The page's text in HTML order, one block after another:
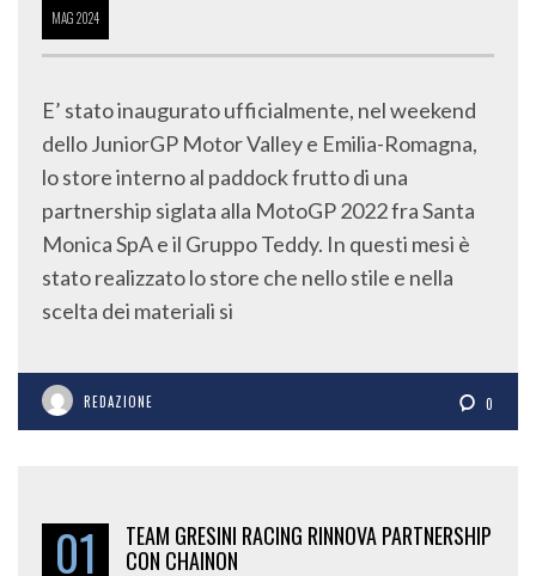
MAG2024
E’ stato inaugurato ufficialmente, nel weekend
dello JuniorGP Motor Valley e Emilia-Romagna,
lo store interno al paddock frutto di una
partnership siglata alla MotoGP 2022 fra Santa
Monica SpA e il Gruppo Teddy. In questi mesi è
stato realizzato lo store che nello stile e nella
scelta dei materiali si
REDAZIONE 0
01
TEAM GRESINI RACING RINNOVA PARTNERSHIP
CON CHAINON